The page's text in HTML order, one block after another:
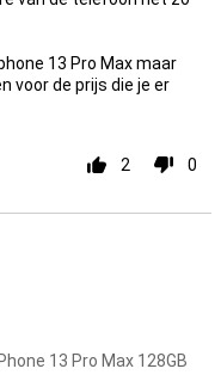
13 Pro Max maar
voor de prijs die je er
2 0
13 Pro Max 128GB